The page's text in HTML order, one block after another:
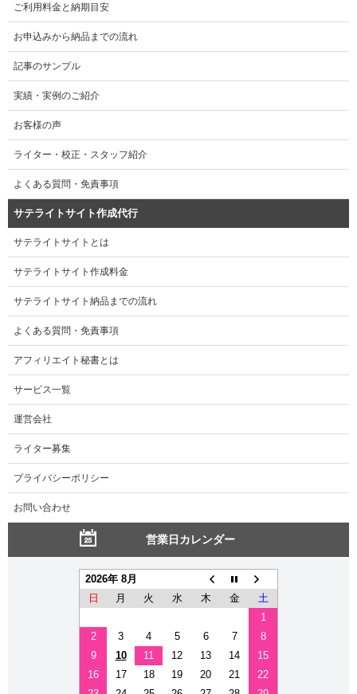
ご利用料金と納期目安
お申込みから納品までの流れ
記事のサンプル
実績・実例のご紹介
お客様の声
ライター・校正・スタッフ紹介
よくある質問・免責事項
サテライトサイト作成代行
サテライトサイトとは
サテライトサイト作成料金
サテライトサイト納品までの流れ
よくある質問・免責事項
アフィリエイト秘書とは
サービス一覧
運営会社
ライター募集
プライバシーポリシー
お問い合わせ
営業日カレンダー
2026年 8月
日
月 火 水 木 金
土
1
2
3 4 5 6 7
8
9
10 11 12 13 14
15
16
17 18 19 20 21
22